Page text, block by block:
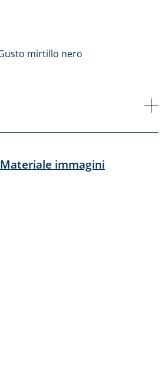
Materiale immagini